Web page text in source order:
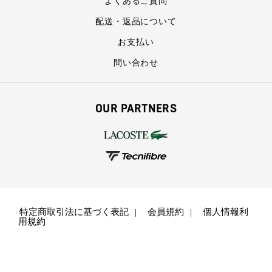
配送・返品について
お支払い
問い合わせ
OUR PARTNERS
特定商取引法に基づく表記 会員規約
個人情報利
用規約